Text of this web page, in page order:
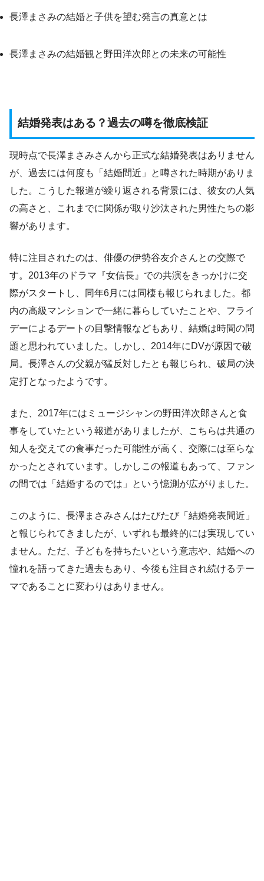
長澤まさみの結婚と子供を望む発言の真意とは
長澤まさみの結婚観と野田洋次郎との未来の可能性
結婚発表はある？過去の噂を徹底検証
現時点で長澤まさみさんから正式な結婚発表はありません
が、過去には何度も「結婚間近」と噂された時期がありま
した。こうした報道が繰り返される背景には、彼女の人気
の高さと、これまでに関係が取り沙汰された男性たちの影
響があります。
特に注目されたのは、俳優の伊勢谷友介さんとの交際で
す。2013年のドラマ『女信長』での共演をきっかけに交
際がスタートし、同年6月には同棲も報じられました。都
内の高級マンションで一緒に暮らしていたことや、フライ
デーによるデートの目撃情報などもあり、結婚は時間の問
題と思われていました。しかし、2014年にDVが原因で破
局。長澤さんの父親が猛反対したとも報じられ、破局の決
定打となったようです。
また、2017年にはミュージシャンの野田洋次郎さんと食
事をしていたという報道がありましたが、こちらは共通の
知人を交えての食事だった可能性が高く、交際には至らな
かったとされています。しかしこの報道もあって、ファン
の間では「結婚するのでは」という憶測が広がりました。
このように、長澤まさみさんはたびたび「結婚発表間近」
と報じられてきましたが、いずれも最終的には実現してい
ません。ただ、子どもを持ちたいという意志や、結婚への
憧れを語ってきた過去もあり、今後も注目され続けるテー
マであることに変わりはありません。